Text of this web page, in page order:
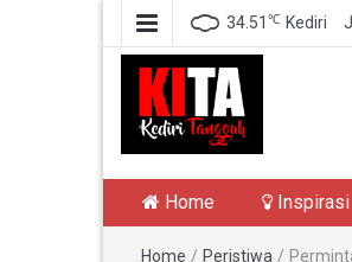
34.51 ℃ Kediri
Kediri
Home Inspirasi
Home / Peristiwa /